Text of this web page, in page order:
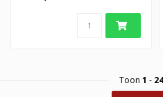
Toon 1 - 24